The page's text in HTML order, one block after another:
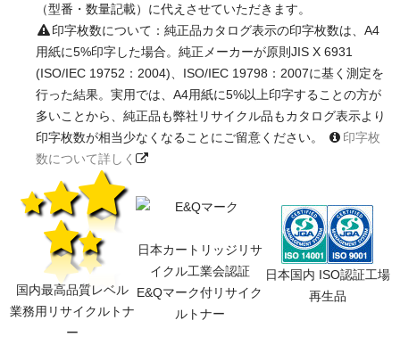
（型番・数量記載）に代えさせていただきます。
印字枚数について：純正品カタログ表示の印字枚数は、A4
用紙に5%印字した場合。純正メーカーが原則JIS X 6931
(ISO/IEC 19752：2004)、ISO/IEC 19798：2007に基く測定を
行った結果。実用では、A4用紙に5%以上印字することの方が
多いことから、純正品も弊社リサイクル品もカタログ表示より
印字枚数が相当少なくなることにご留意ください。
印字枚
数について詳しく
国内最高品質レベル
業務用リサイクルトナ
ー
日本カートリッジリサ
イクル工業会認証
E&Qマーク付リサイク
ルトナー
日本国内 ISO認証工場
再生品